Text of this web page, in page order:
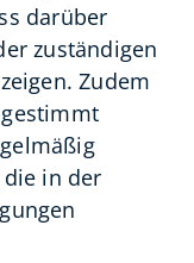
darüber
zuständigen
Zudem
in der